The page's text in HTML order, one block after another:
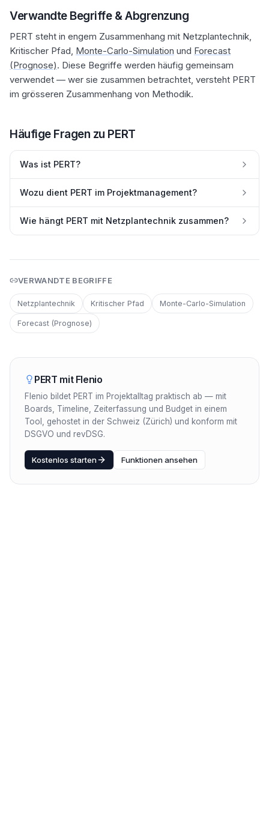
Verwandte Begriffe & Abgrenzung
PERT steht in engem Zusammenhang mit Netzplantechnik,
Kritischer Pfad, Monte-Carlo-Simulation und Forecast
(Prognose). Diese Begriffe werden häufig gemeinsam
verwendet — wer sie zusammen betrachtet, versteht PERT
im grösseren Zusammenhang von Methodik.
Häufige Fragen zu PERT
Was ist PERT?
Wozu dient PERT im Projektmanagement?
Wie hängt PERT mit Netzplantechnik zusammen?
VERWANDTE BEGRIFFE
Netzplantechnik Kritischer Pfad Monte-Carlo-Simulation
Forecast (Prognose)
PERT mit Flenio
Flenio bildet PERT im Projektalltag praktisch ab — mit
Boards, Timeline, Zeiterfassung und Budget in einem
Tool, gehostet in der Schweiz (Zürich) und konform mit
DSGVO und revDSG.
Kostenlos starten Funktionen ansehen